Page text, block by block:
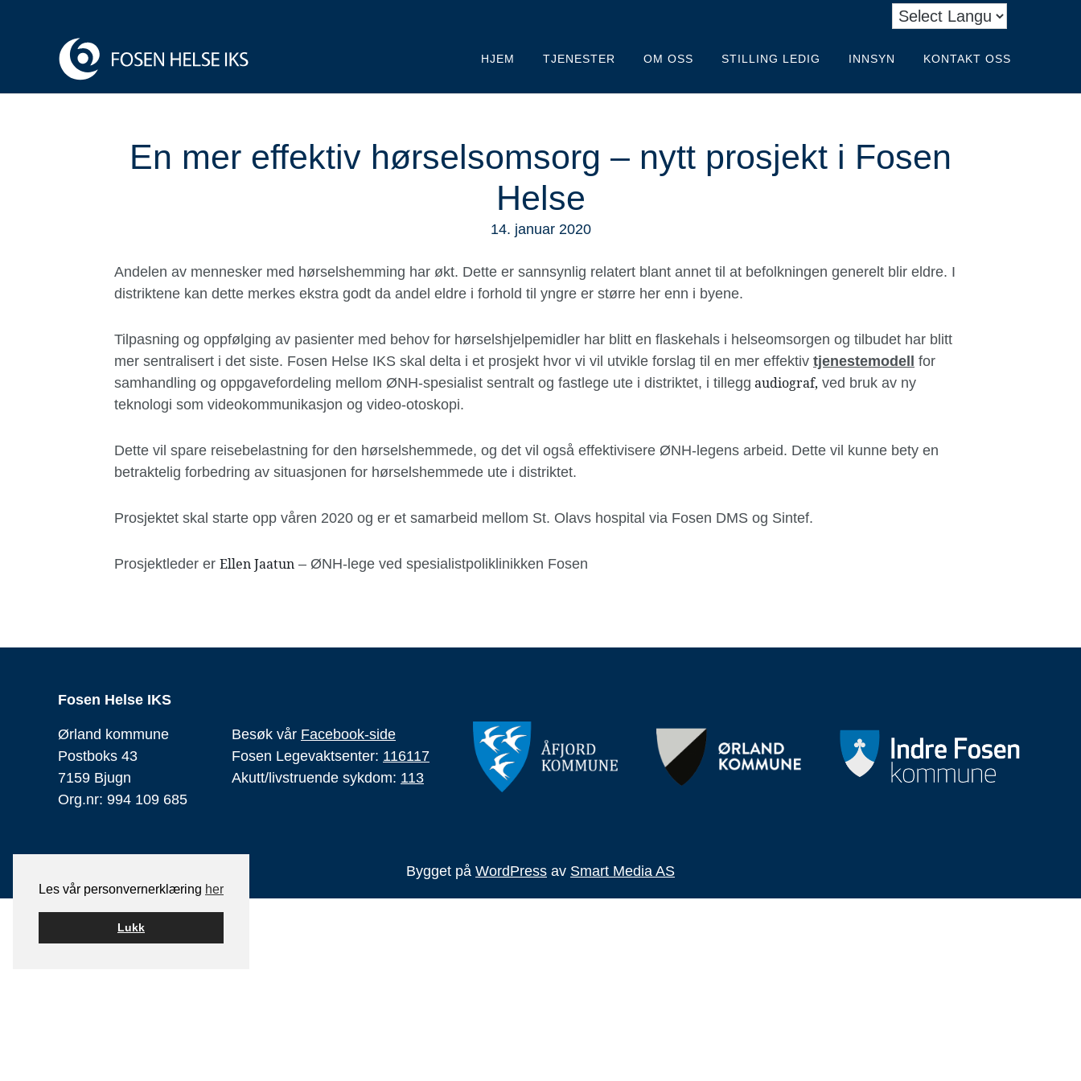
Les vår personvernerklæring her
Lukk
HJEM TJENESTER OM OSS STILLING LEDIG INNSYN KONTAKT OSS
En mer effektiv hørselsomsorg – nytt prosjekt i Fosen
Helse
14. januar 2020
Andelen av mennesker med hørselshemming har økt. Dette er sannsynlig relatert blant annet til at befolkningen generelt blir eldre. I
distriktene kan dette merkes ekstra godt da andel eldre i forhold til yngre er større her enn i byene.
Tilpasning og oppfølging av pasienter med behov for hørselshjelpemidler har blitt en flaskehals i helseomsorgen og tilbudet har blitt
mer sentralisert i det siste. Fosen Helse IKS skal delta i et prosjekt hvor vi vil utvikle forslag til en mer effektiv tjenestemodell
for
samhandling og oppgave­fordeling mellom ØNH-spesialist sentralt og fastlege ute i distriktet, i tillegg audiograf, ved bruk av ny
teknologi som videokommunikasjon og video-otoskopi.
Dette vil spare reisebelastning for den hørselshemmede, og det vil også effektivisere ØNH-legens arbeid. Dette vil kunne bety en
betraktelig forbedring av situasjonen for hørselshemmede ute i distriktet.
Prosjektet skal starte opp våren 2020 og er et samarbeid mellom St. Olavs hospital via Fosen DMS og Sintef.
Prosjektleder er Ellen Jaatun – ØNH-lege ved spesialistpoliklinikken Fosen
Fosen Helse IKS
Ørland kommune
Postboks 43
7159 Bjugn
Org.nr: 994 109 685
Besøk vår Facebook-side
Fosen Legevaktsenter: 116117
Akutt/livstruende sykdom: 113
Bygget på WordPress av Smart Media AS